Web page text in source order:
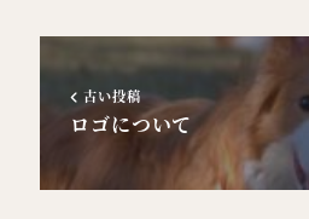
古い投稿
ロゴについて